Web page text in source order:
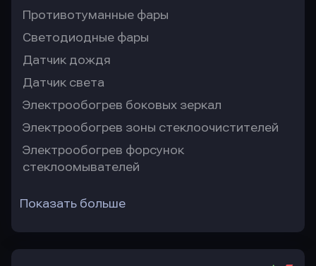
Противотуманные фары
Светодиодные фары
Датчик дождя
Датчик света
Электрообогрев боковых зеркал
Электрообогрев зоны стеклоочистителей
Электрообогрев форсунок
стеклоомывателей
Показать больше